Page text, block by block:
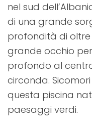
nel sud
di una grande
profondità di oltre
grande occhio
profondo al
circonda.
questa piscina
paesaggi verdi.